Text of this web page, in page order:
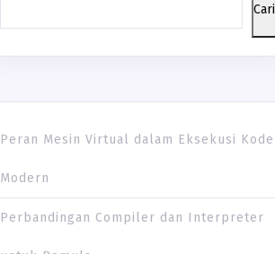
Cari
Peran Mesin Virtual dalam Eksekusi Kode
Modern
Perbandingan Compiler dan Interpreter